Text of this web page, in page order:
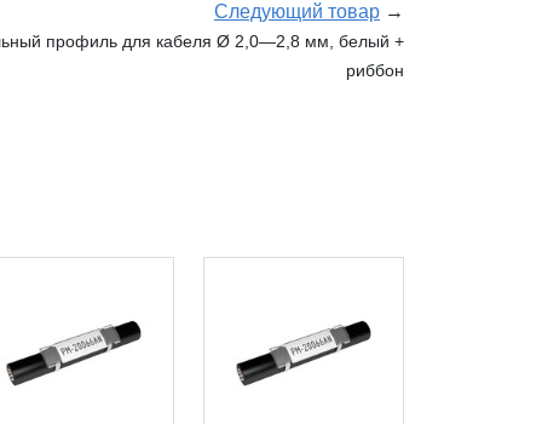
Следующий товар →
профиль для кабеля Ø 2,0—2,8 мм, белый +
риббон